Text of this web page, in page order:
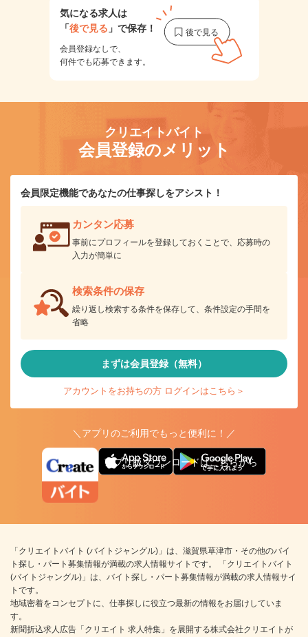
気になる求人は
「後で見る 」で保存！
会員登録なしで、
何件でも応募できます。
クリエイトバイト
会員登録のメリット
会員限定機能であなたの仕事探しをアシスト！
カンタン応募
事前にプロフィールを登録しておくことで、応募時の
入力が簡単に
検索条件の保存
繰り返し検索する条件を保存して、条件設定の手間を
省略
まずは会員登録（無料）
アカウントをお持ちの方 ログインはこちら＞
＼アプリのご利用でもっと便利に！／
アプリ版ダウンロードはこちらから
「クリエイトバイト (バイトジャングル)」は、滋賀県草津市・その他のバイ
ト探し・パート募集情報が満載の求人情報サイトです。 「クリエイトバイト
(バイトジャングル)」は、バイト探し・パート募集情報が満載の求人情報サイ
トです。
地域密着をコンセプトに、仕事探しに役立つ最新の情報をお届けしていま
す。
新聞折込求人広告「クリエイト 求人特集」を展開する株式会社クリエイトが